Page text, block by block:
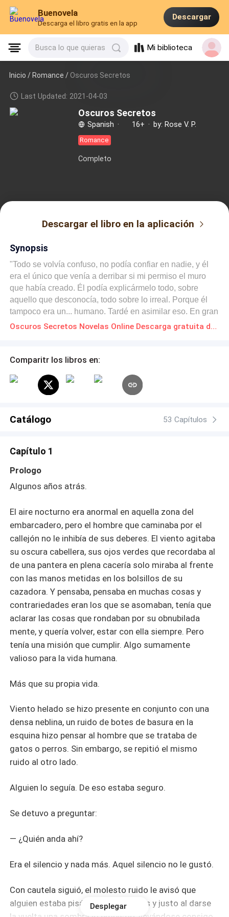
Buenovela
Descarga el libro gratis en la app
Descargar
Busca lo que quieras Mi biblioteca
Inicio /Romance / Oscuros Secretos
Last Updated: 2021-04-03
Oscuros Secretos
Spanish · 16+ · by: Rose V. P.
Romance
Completo
Descargar el libro en la aplicación
Synopsis
"Todo se volvía confuso, no podía confiar en nadie, y él
era el único que venía a derribar si mi permiso el muro
que había creado. Él podía explicármelo todo, sobre
aquello que desconocía, todo sobre lo irreal. Porque él
tampoco era un... humano. Tardé en asimilar eso. En gran
parte no entendí rápidamente lo que quiso explicar. —¿Y
respuesta. —No me lo creerías. —¿Después de todo lo
ser tan malo. ¿Qué podría ser tan malo como para que no
quisiera contármelo? Respiró profundamente, como si
conocieron como los Vigilantes —Respondió sin verme.
que habían hecho ellos, todo lo que había leído sobre
oscura ocultó el miedo irracional que sentía, él no iba a
hacerme daño ¿o sí? —Eres un... —No podía
ángel caído —terminó por mí."
Oscuros Secretos Novelas Online Descarga gratuita de PDF
Comparitr los libros en:
Catálogo 53 Capítulos
Capítulo 1
Prologo
Algunos años atrás.
El aire nocturno era anormal en aquella zona del
embarcadero, pero el hombre que caminaba por el
callejón no le inhibía de sus deberes. El viento agitaba
su oscura cabellera, sus ojos verdes que recordaba al
de una pantera en plena cacería solo miraba al frente
con las manos metidas en los bolsillos de su
cazadora. Y pensaba, pensaba en muchas cosas y
contrariedades eran los que se asomaban, tenía que
aclarar las cosas que rondaban por su obnubilada
mente, y quería volver, estar con ella siempre. Pero
tenía una misión que cumplir. Algo sumamente
valioso para la vida humana.
Más que su propia vida.
Viento helado se hizo presente en conjunto con una
densa neblina, un ruido de botes de basura en la
esquina hizo pensar al hombre que se trataba de
gatos o perros. Sin embargo, se repitió el mismo
ruido al otro lado.
Alguien lo seguía. De eso estaba seguro.
Se detuvo a preguntar:
— ¿Quién anda ahí?
Era el silencio y nada más. Aquel silencio no le gustó.
Con cautela siguió, el molesto ruido le avisó que
alguien estaba pisándole los talones y justo al darse
Desplegar